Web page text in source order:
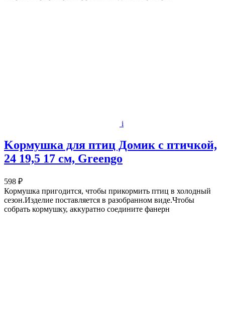
i
Kopмушка для птиц Домик с птичкой,
24 19,5 17 см, Greengo
598 ₽
Кормушка пригодится, чтобы прикормить птиц в холодный
сезон.Изделие поставляется в разобранном виде.Чтобы
собрать кормушку, аккуратно соедините фанерн